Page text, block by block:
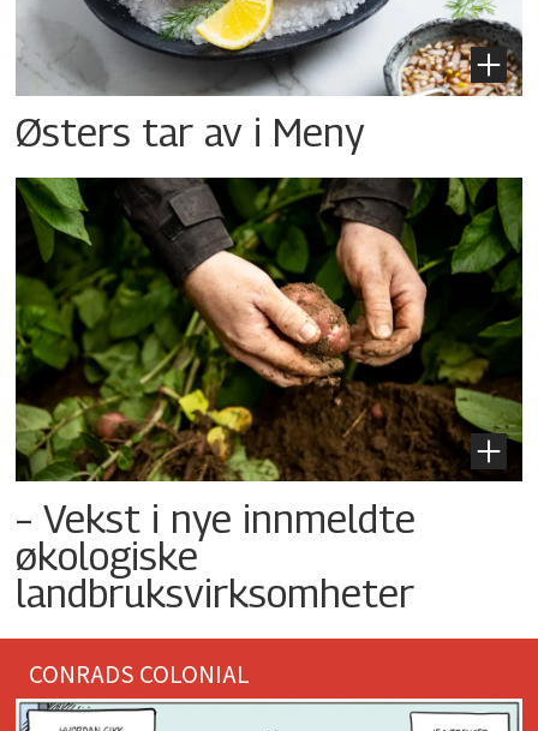
Østers tar av i Meny
– Vekst i nye innmeldte
økologiske
landbruksvirksomheter
CONRADS COLONIAL